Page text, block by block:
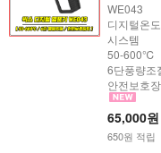
WE043
디지털온
시스템
50-600℃
6단풍량조
안전보호
65,000원
650원 적립